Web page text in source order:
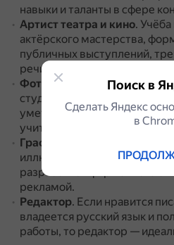
навыки и таланты в сфере
Артист театра и кино. Учёба
актёрского мастерства,
публичных выступлений,
речи и перевоплощения в
Фотограф или ретушер .В
студентов учат не только
уметь редактировать
учитывать цвета и многое
Графический дизайнер
иллюстрациями к книге или
разработкой фирменного
рекламой.
Редактор. Если нравится
владеется русский язык и
работы, то редактор —
Поиск в
Сделать Яндекс
в